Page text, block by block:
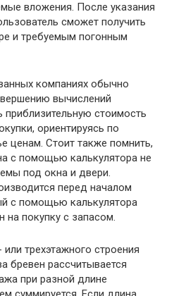
вложения. После указания
сможет получить
и требуемым погонным
компаниях обычно
вычислений
приблизительную стоимость
ориентируясь по
ценам. Стоит также помнить,
с помощью калькулятора не
под окна и двери.
перед началом
с помощью калькулятора
на покупку с запасом.
трехэтажного строения
бревен рассчитывается
при разной длине